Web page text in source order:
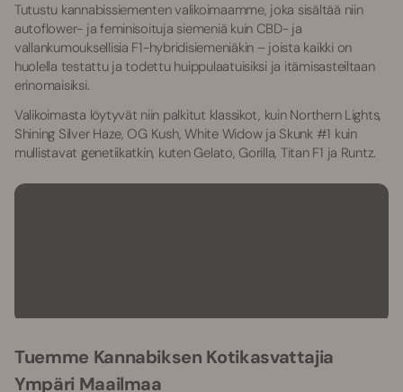
Tutustu kannabissiementen valikoimaamme, joka sisältää niin
autoflower- ja feminisoituja siemeniä kuin CBD- ja
vallankumouksellisia F1-hybridisiemeniäkin – joista kaikki on
huolella testattu ja todettu huippulaatuisiksi ja itämisasteiltaan
erinomaisiksi.
Valikoimasta löytyvät niin palkitut klassikot, kuin Northern Lights,
Shining Silver Haze, OG Kush, White Widow ja Skunk #1 kuin
mullistavat genetiikatkin, kuten Gelato, Gorilla, Titan F1 ja Runtz.
Tuemme Kannabiksen Kotikasvattajia
Ympäri Maailmaa